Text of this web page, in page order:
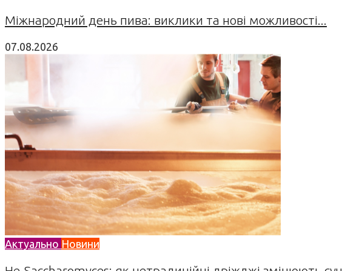
Міжнародний день пива: виклики та нові можливості...
07.08.2026
Актуально Новини